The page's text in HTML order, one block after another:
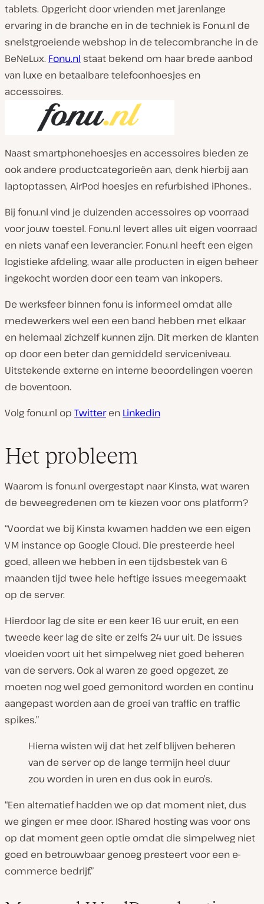
n
k
l
a
n
t
tablets. Opgericht door vrienden met jarenlange
ervaring in de branche en in de techniek is Fonu.nl de
snelstgroeiende webshop in de telecombranche in de
BeNeLux. Fonu.nl staat bekend om haar brede aanbod
van luxe en betaalbare telefoonhoesjes en
accessoires.
Naast smartphonehoesjes en accessoires bieden ze
ook andere productcategorieën aan, denk hierbij aan
laptoptassen, AirPod hoesjes en refurbished iPhones..
Bij fonu.nl vind je duizenden accessoires op voorraad
voor jouw toestel. Fonu.nl levert alles uit eigen voorraad
en niets vanaf een leverancier. Fonu.nl heeft een eigen
logistieke afdeling, waar alle producten in eigen beheer
ingekocht worden door een team van inkopers.
De werksfeer binnen fonu is informeel omdat alle
medewerkers wel een een band hebben met elkaar
en helemaal zichzelf kunnen zijn. Dit merken de klanten
op door een beter dan gemiddeld serviceniveau.
Uitstekende externe en interne beoordelingen voeren
de boventoon.
Volg fonu.nl op Twitteren Linkedin
Het probleem
Waarom is fonu.nl overgestapt naar Kinsta, wat waren
de beweegredenen om te kiezen voor ons platform?
“Voordat we bij Kinsta kwamen hadden we een eigen
VM instance op Google Cloud. Die presteerde heel
goed, alleen we hebben in een tijdsbestek van 6
maanden tijd twee hele heftige issues meegemaakt
op de server.
Hierdoor lag de site er een keer 16 uur eruit, en een
tweede keer lag de site er zelfs 24 uur uit. De issues
vloeiden voort uit het simpelweg niet goed beheren
van de servers. Ook al waren ze goed opgezet, ze
moeten nog wel goed gemonitord worden en continu
aangepast worden aan de groei van traffic en traffic
spikes.”
Hierna wisten wij dat het zelf blijven beheren
van de server op de lange termijn heel duur
zou worden in uren en dus ook in euro’s.
“Een alternatief hadden we op dat moment niet, dus
we gingen er mee door. IShared hosting was voor ons
op dat moment geen optie omdat die simpelweg niet
goed en betrouwbaar genoeg presteert voor een e-
commerce bedrijf.”